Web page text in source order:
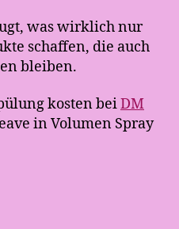
was wirklich nur
schaffen, die auch
bleiben.
kosten beiDM
in Volumen Spray